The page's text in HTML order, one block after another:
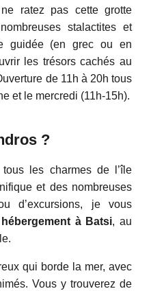
ne ratez pas cette grotte
stalactites et
guidée (en grec ou en
les trésors cachés au
de 11h à 20h tous
et le mercredi (11h-15h).
?
les charmes de l’île
et des nombreuses
d’excursions, je vous
hébergement à Batsi, au
qui borde la mer, avec
Vous y trouverez de